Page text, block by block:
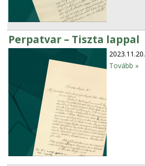
Perpatvar – Tiszta lappal
2023.11.20.
Tovább »